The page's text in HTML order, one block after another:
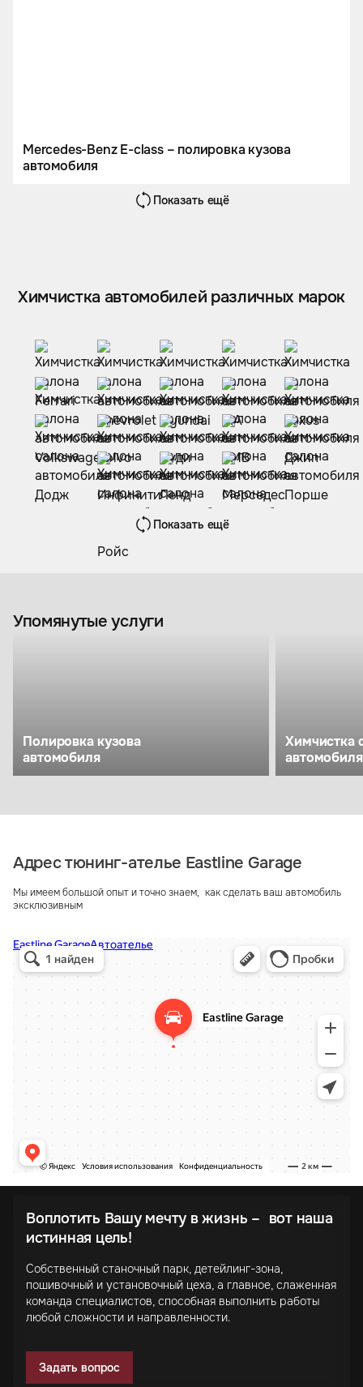
Mercedes-Benz E-class – полировка кузова
автомобиля
Показать ещё
Химчистка автомобилей различных марок
Показать ещё
Упомянутые услуги
Полировка кузова
автомобиля
Химчистка
автомобиля
Адрес тюнинг-ателье Eastline Garage
Мы имеем большой опыт и точно знаем, как сделать ваш автомобиль
эксклюзивным
Воплотить Вашу мечту в жизнь – вот наша
истинная цель!
Собственный станочный парк, детейлинг-зона,
пошивочный и установочный цеха, а главное, слаженная
команда специалистов, способная выполнить работы
любой сложности и направленности.
Задать вопрос